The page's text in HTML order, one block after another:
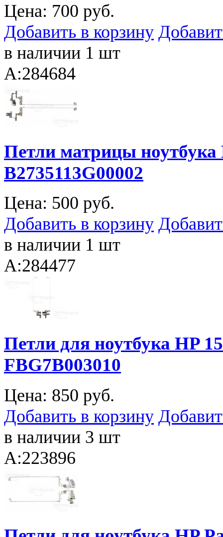
Цена: 700 руб.
Добавить в корзину
в наличии 1 шт
A:284684
Петли матрицы ноутбука
B2735113G00002
Цена: 500 руб.
Добавить в корзину
в наличии 1 шт
A:284477
Петли для ноутбука HP
FBG7B003010
Цена: 850 руб.
Добавить в корзину
в наличии 3 шт
A:223896